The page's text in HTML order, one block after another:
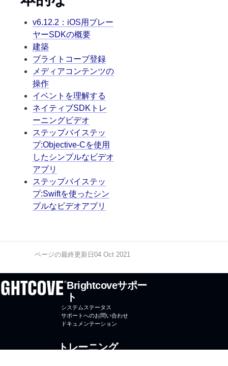
v6.12.2：iOS用プレー
ヤーSDKの概要
建築
ブライトコーブ登録
メディアコンテンツの
操作
イベントを理解する
ネイティブSDKトレ
ーニングビデオ
ステップバイステッ
プ:Objective-Cを使用
したシンプルなビデオ
アプリ
ステップバイステッ
プ:Swiftを使ったシン
プルなビデオアプリ
ページの最終更新日04 Oct 2021
Brightcoveサポー
ト
システムステータス
サポートへのお問い合わせ
ドキュメンテーション
トレーニング